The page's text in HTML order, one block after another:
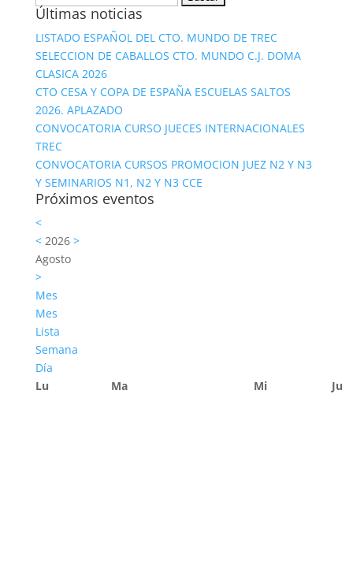
Últimas noticias
LISTADO ESPAÑOL DEL CTO. MUNDO DE TREC
SELECCION DE CABALLOS CTO. MUNDO C.J. DOMA
CLASICA 2026
CTO CESA Y COPA DE ESPAÑA ESCUELAS SALTOS
2026. APLAZADO
CONVOCATORIA CURSO JUECES INTERNACIONALES
TREC
CONVOCATORIA CURSOS PROMOCION JUEZ N2 Y N3
Y SEMINARIOS N1, N2 Y N3 CCE
Próximos eventos
<
<2026 >
Agosto
>
Mes
Mes
Lista
Semana
Día
Lu
Ma Mi Ju